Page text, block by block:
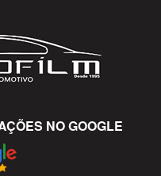
NO GOOGLE